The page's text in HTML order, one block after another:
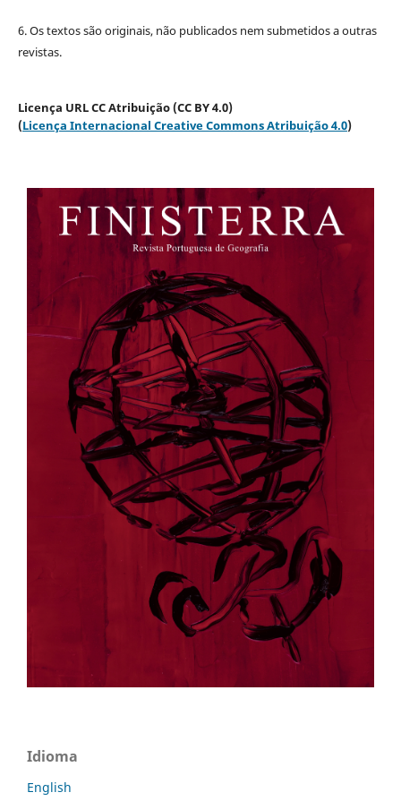
6. Os textos são originais, não publicados nem submetidos a outras
revistas.
Licença URL CC Atribuição (CC BY 4.0)
(Licença Internacional Creative Commons Atribuição 4.0)
Idioma
English